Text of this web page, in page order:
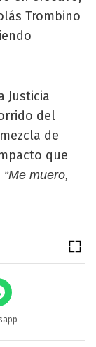
Trombino
Justicia
del
de
que
“Me muero,